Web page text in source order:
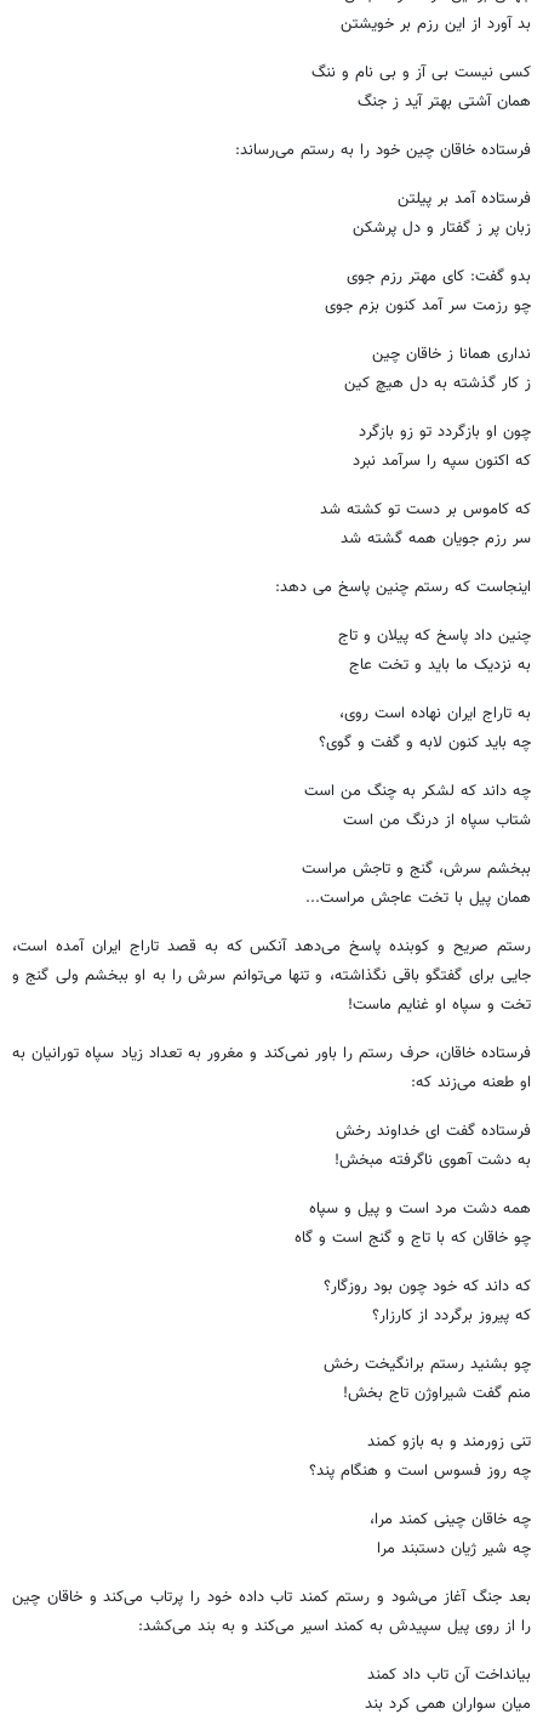
بد آورد از این رزم بر خویشتن
کسی نیست بی آز و بی نام و ننگ
همان آشتی بهتر آید ز جنگ
فرستاده خاقان چین خود را به رستم می‌رساند:
فرستاده آمد بر پیلتن
زبان پر ز گفتار و دل پرشکن
بدو گفت: کای مهتر رزم جوی
چو رزمت سر آمد کنون بزم جوی
نداری همانا ز خاقان چین
ز کار گذشته به دل هیچ کین
چون او بازگردد تو زو بازگرد
که اکنون سپه را سرآمد نبرد
که کاموس بر دست تو کشته شد
سر رزم جویان همه گشته شد
اینجاست که رستم چنین پاسخ می دهد:
چنین داد پاسخ که پیلان و تاج
به نزدیک ما باید و تخت عاج
به تاراج ایران نهاده است روی،
چه باید کنون لابه و گفت و گوی؟
چه داند که لشکر به چنگ من است
شتاب سپاه از درنگ من است
ببخشم سرش، گنج و تاجش مراست
همان پیل با تخت عاجش مراست...
رستم صریح و کوبنده پاسخ می‌دهد آنکس که به قصد تاراج ایران آمده است،
جایی برای گفتگو باقی نگذاشته، و تنها می‌توانم سرش را به او ببخشم ولی گنج و
تخت و سپاه او غنایم ماست!
فرستاده خاقان، حرف رستم را باور نمی‌کند و مغرور به تعداد زیاد سپاه تورانیان به
او طعنه می‌زند که:
فرستاده گفت ای خداوند رخش
به دشت آهوی ناگرفته مبخش!
همه دشت مرد است و پیل و سپاه
چو خاقان که با تاج و گنج است و گاه
که داند که خود چون بود روزگار؟
که پیروز برگردد از کارزار؟
چو بشنید رستم برانگیخت رخش
منم گفت شیراوژن تاج بخش!
تنی زورمند و به بازو کمند
چه روز فسوس است و هنگام پند؟
چه خاقان چینی کمند مرا،
چه شیر ژیان دستبند مرا
بعد جنگ آغاز می‌شود و رستم کمند تاب داده خود را پرتاب می‌کند و خاقان چین
را از روی پیل سپیدش به کمند اسیر می‌کند و به بند می‌کشد:
بیانداخت آن تاب داد کمند
میان سواران همی کرد بند